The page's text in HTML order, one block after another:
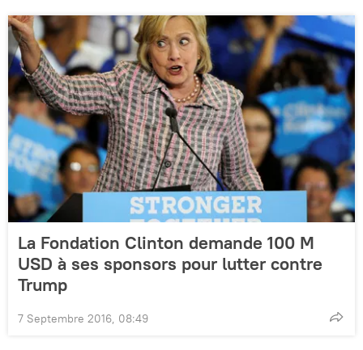
La Fondation Clinton demande 100 M
USD à ses sponsors pour lutter contre
Trump
7 Septembre 2016, 08:49